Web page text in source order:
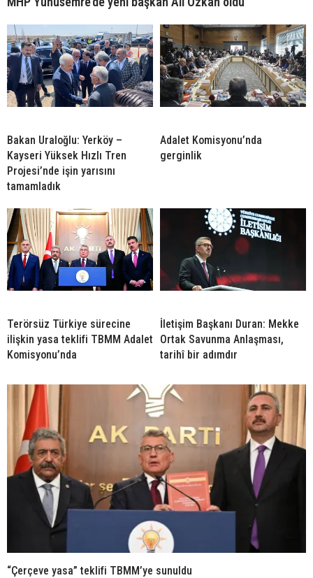
Bakan Uraloğlu: Yerköy –
Kayseri Yüksek Hızlı Tren
Projesi’nde işin yarısını
tamamladık
Adalet Komisyonu’nda
gerginlik
Terörsüz Türkiye sürecine
ilişkin yasa teklifi TBMM Adalet
Komisyonu’nda
İletişim Başkanı Duran: Mekke
Ortak Savunma Anlaşması,
tarihî bir adımdır
“Çerçeve yasa” teklifi TBMM’ye sunuldu